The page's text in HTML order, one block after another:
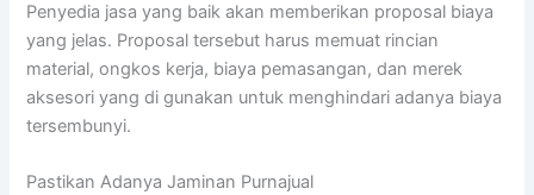
Penyedia jasa yang baik akan memberikan proposal biaya
yang jelas. Proposal tersebut harus memuat rincian
material, ongkos kerja, biaya pemasangan, dan merek
aksesori yang di gunakan untuk menghindari adanya biaya
tersembunyi.
Pastikan Adanya Jaminan Purnajual